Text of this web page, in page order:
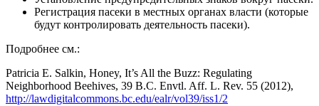
Регистрация пасеки в местных органах власти (которые
будут контролировать деятельность пасеки).
Подробнее см.:
Patricia E. Salkin, Honey, It’s All the Buzz: Regulating
Neighborhood Beehives, 39 B.C. Envtl. Aff. L. Rev. 55 (2012),
http://lawdigitalcommons.bc.edu/ealr/vol39/iss1/2